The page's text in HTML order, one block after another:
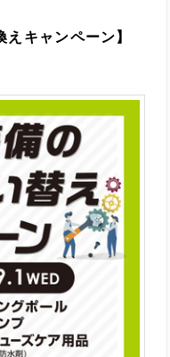
えキャンペーン】